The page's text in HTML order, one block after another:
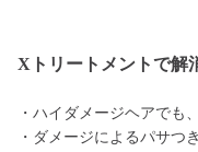
Xトリートメントで解
・ハイダメージヘアでも
・ダメージによるパサつ